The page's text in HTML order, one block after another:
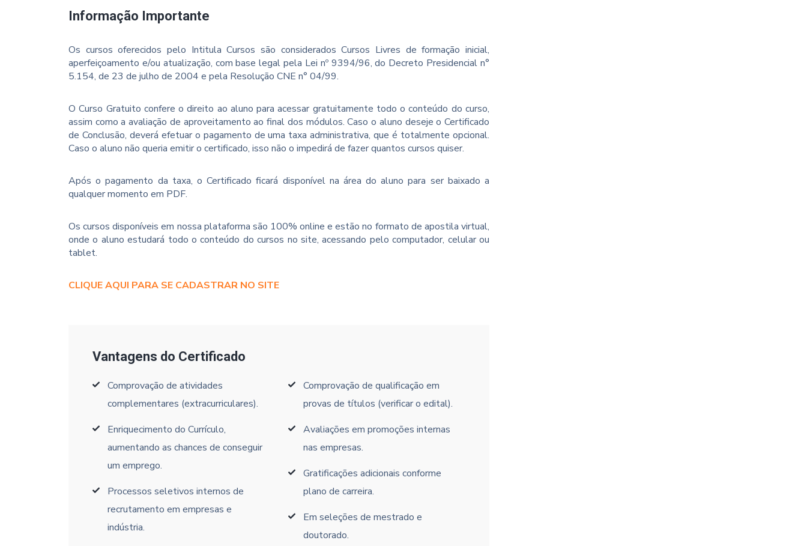
Informação Importante
Os cursos oferecidos pelo Intitula Cursos são considerados Cursos Livres de formação inicial,
aperfeiçoamento e/ou atualização, com base legal pela Lei nº 9394/96, do Decreto Presidencial n°
5.154, de 23 de julho de 2004 e pela Resolução CNE n° 04/99.
O Curso Gratuito confere o direito ao aluno para acessar gratuitamente todo o conteúdo do curso,
assim como a avaliação de aproveitamento ao final dos módulos. Caso o aluno deseje o Certificado
de Conclusão, deverá efetuar o pagamento de uma taxa administrativa, que é totalmente opcional.
Caso o aluno não queria emitir o certificado, isso não o impedirá de fazer quantos cursos quiser.
Após o pagamento da taxa, o Certificado ficará disponível na área do aluno para ser baixado a
qualquer momento em PDF.
Os cursos disponíveis em nossa plataforma são 100% online e estão no formato de apostila virtual,
onde o aluno estudará todo o conteúdo do cursos no site, acessando pelo computador, celular ou
tablet.
CLIQUE AQUI PARA SE CADASTRAR NO SITE
Vantagens do Certificado
Comprovação de atividades
complementares (extracurriculares).
Enriquecimento do Currículo,
aumentando as chances de conseguir
um emprego.
Processos seletivos internos de
recrutamento em empresas e
indústria.
Comprovação de qualificação em
provas de títulos (verificar o edital).
Avaliações em promoções internas
nas empresas.
Gratificações adicionais conforme
plano de carreira.
Em seleções de mestrado e
doutorado.